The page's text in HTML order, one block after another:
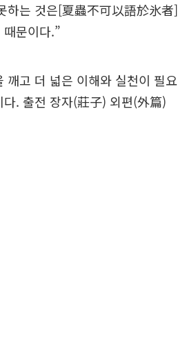
하는 것은[夏蟲不可以語於氷者]
문이다.”
깨고 더 넓은 이해와 실천이 필요
다. 출전 장자(莊子) 외편(外篇)